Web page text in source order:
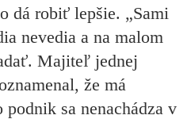
dá robiť lepšie. „Sami
nevedia a na malom
Majiteľ jednej
že má
sa nenachádza v